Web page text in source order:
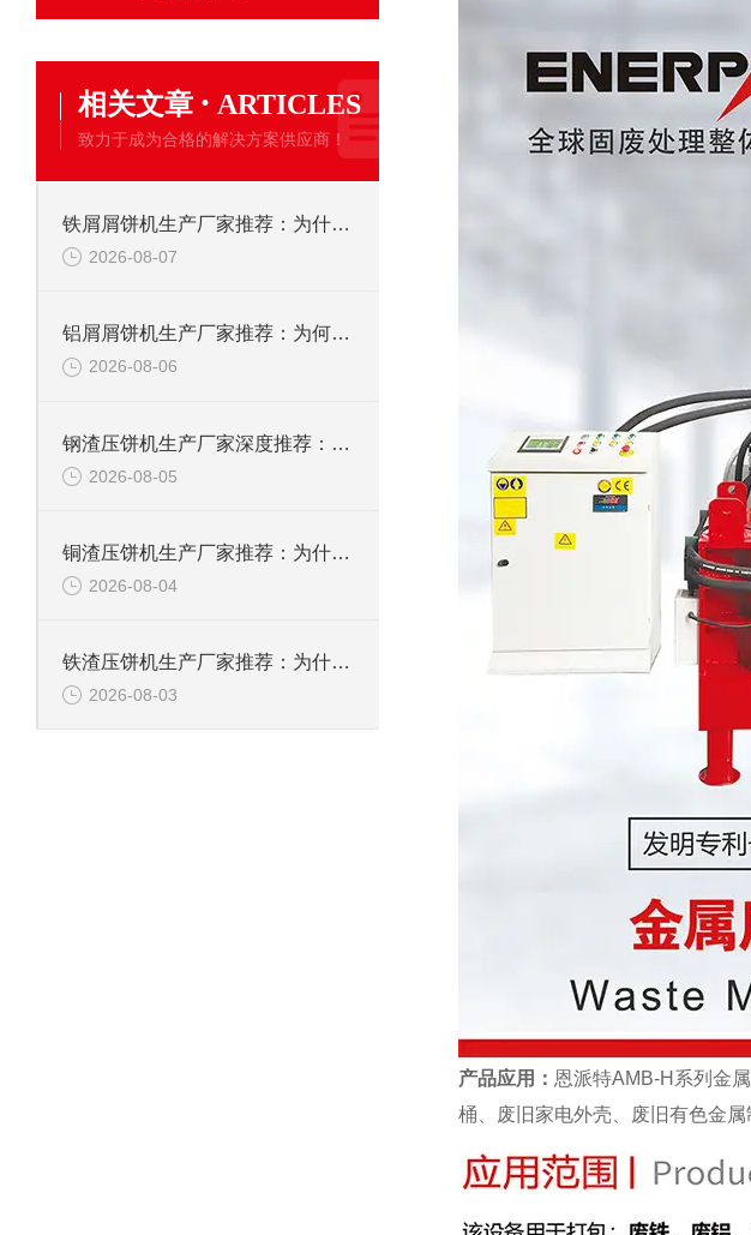
相关文章 · ARTICLES
致力于成为合格的解决方案供应商！
铁屑屑饼机生产厂家推荐：为什么恩派特是您的优选伙伴
2026-08-07
铝屑屑饼机生产厂家推荐：为何恩派特成为金属回收行业的“隐形优选”？
2026-08-06
钢渣压饼机生产厂家深度推荐：为何恩派特成为高净值产线的优选
2026-08-05
铜渣压饼机生产厂家推荐：为什么恩派特成为众多企业的信赖？
2026-08-04
铁渣压饼机生产厂家推荐：为什么恩派特成为众多企业的优选？
2026-08-03
产品应用： 恩派特AMB-H系列金
桶、废旧家电外壳、废旧有色金属